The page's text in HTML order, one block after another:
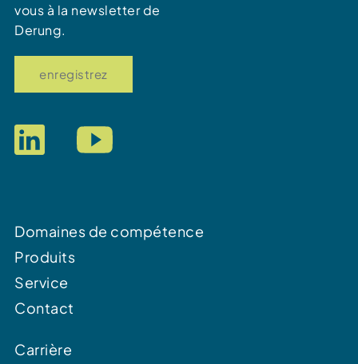
Domaines de compétence
Produits
Service
Contact
Carrière
vous à la newsletter de
Derung.
enregistrez